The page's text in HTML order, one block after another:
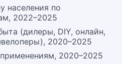
населения по
2022–2025
(дилеры, DIY, онлайн,
2020–2025
2020–2025